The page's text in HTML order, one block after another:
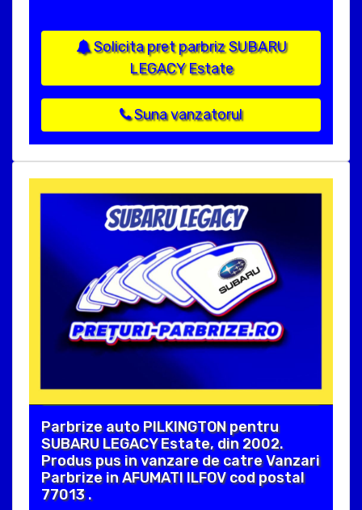
Solicita pret parbriz SUBARU
LEGACY Estate
Suna vanzatorul
Parbrize auto PILKINGTON pentru
SUBARU LEGACY Estate, din 2002.
Produs pus in vanzare de catre Vanzari
Parbrize in AFUMATI ILFOV cod postal
77013 .